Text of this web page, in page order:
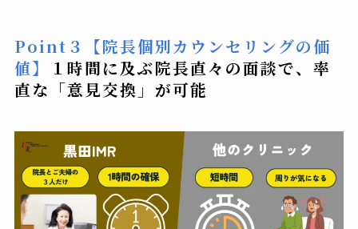
Point３【院長個別カウンセリングの価
値】
１時間に及ぶ院長直々の面談で、率
直な「意見交換」が可能